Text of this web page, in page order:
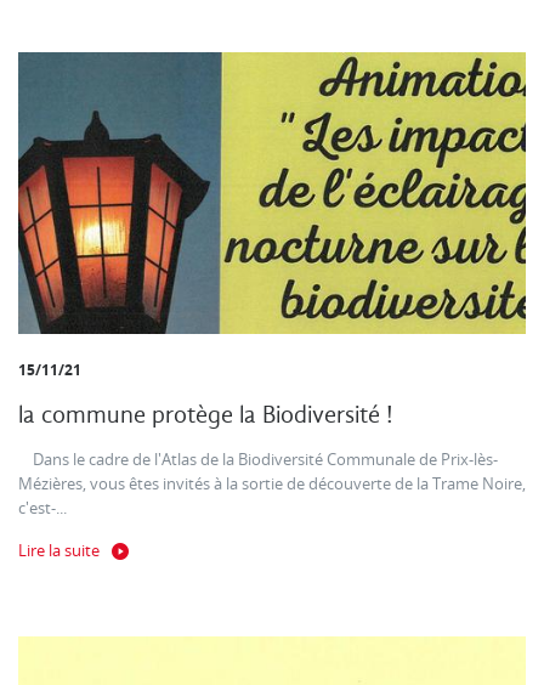
15/11/21
la commune protège la Biodiversité !
Dans le cadre de l'Atlas de la Biodiversité Communale de Prix-lès-
Mézières, vous êtes invités à la sortie de découverte de la Trame Noire,
c'est-...
Lire la suite